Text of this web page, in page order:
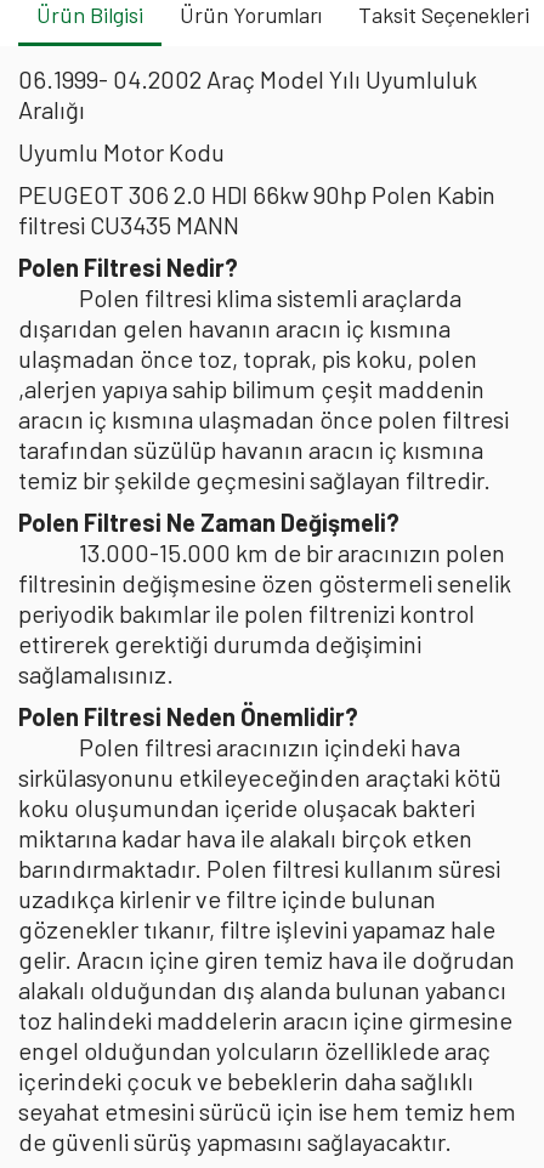
Ürün Bilgisi Ürün Yorumları Taksit Seçenekleri
06.1999- 04.2002 Araç Model Yılı Uyumluluk
Aralığı
Uyumlu Motor Kodu
PEUGEOT 306 2.0 HDI 66kw 90hp Polen Kabin
filtresi CU3435 MANN
Polen Filtresi Nedir?
Polen filtresi klima sistemli araçlarda
dışarıdan gelen havanın aracın iç kısmına
ulaşmadan önce toz, toprak, pis koku, polen
,alerjen yapıya sahip bilimum çeşit maddenin
aracın iç kısmına ulaşmadan önce polen filtresi
tarafından süzülüp havanın aracın iç kısmına
temiz bir şekilde geçmesini sağlayan filtredir.
Polen Filtresi Ne Zaman Değişmeli?
13.000-15.000 km de bir aracınızın polen
filtresinin değişmesine özen göstermeli senelik
periyodik bakımlar ile polen filtrenizi kontrol
ettirerek gerektiği durumda değişimini
sağlamalısınız.
Polen Filtresi Neden Önemlidir?
Polen filtresi aracınızın içindeki hava
sirkülasyonunu etkileyeceğinden araçtaki kötü
koku oluşumundan içeride oluşacak bakteri
miktarına kadar hava ile alakalı birçok etken
barındırmaktadır. Polen filtresi kullanım süresi
uzadıkça kirlenir ve filtre içinde bulunan
gözenekler tıkanır, filtre işlevini yapamaz hale
gelir. Aracın içine giren temiz hava ile doğrudan
alakalı olduğundan dış alanda bulunan yabancı
toz halindeki maddelerin aracın içine girmesine
engel olduğundan yolcuların özelliklede araç
içerindeki çocuk ve bebeklerin daha sağlıklı
seyahat etmesini sürücü için ise hem temiz hem
de güvenli sürüş yapmasını sağlayacaktır.